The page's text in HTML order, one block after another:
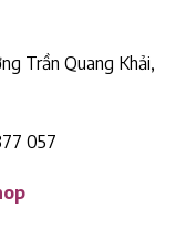
Trần Quang Khải,
057